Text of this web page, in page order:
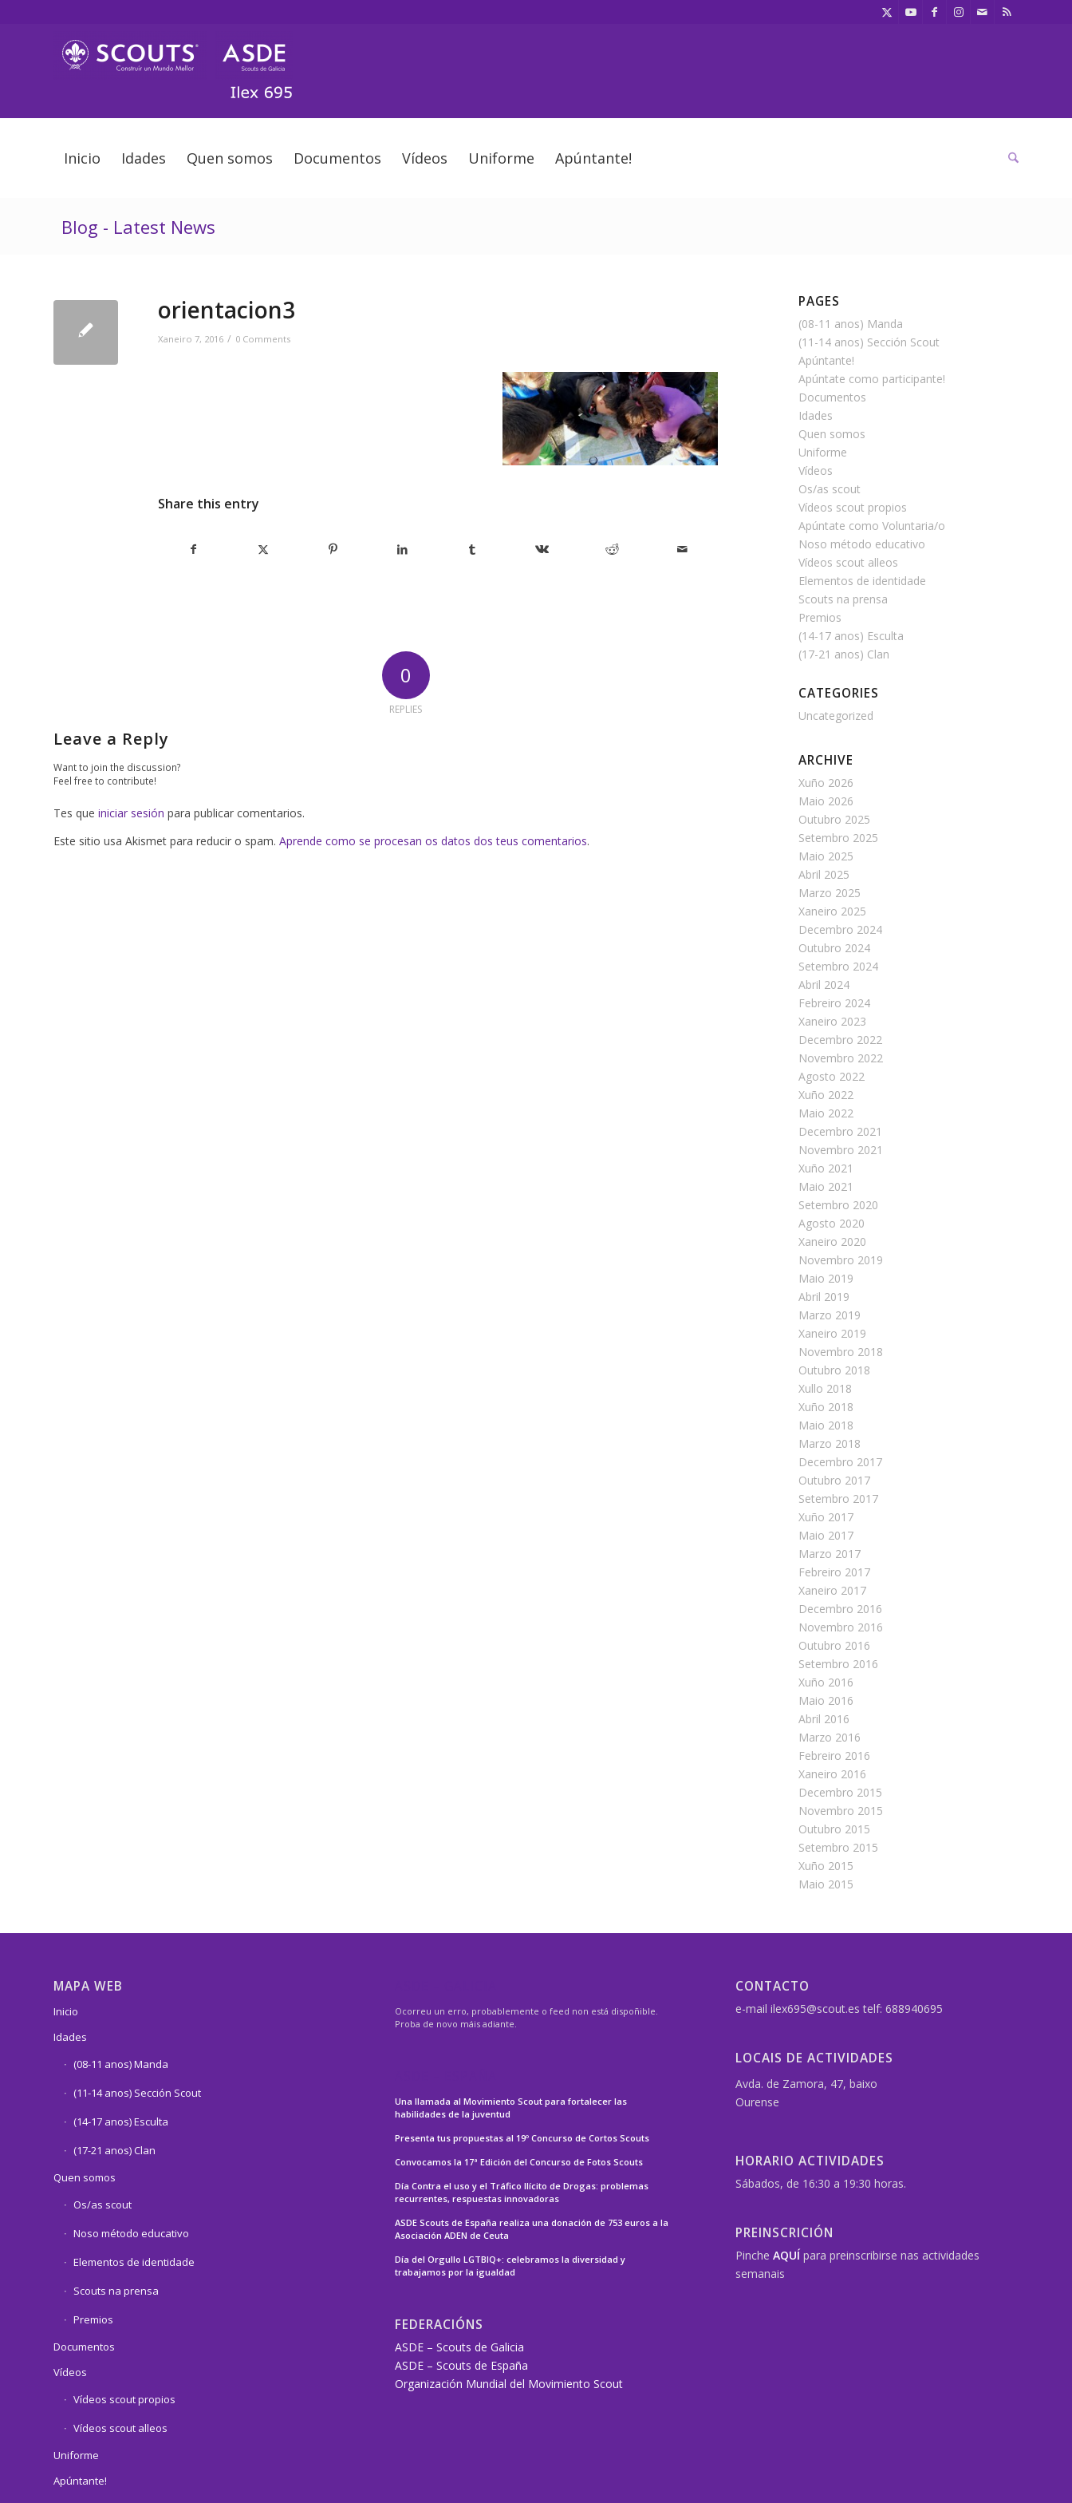
Inicio Idades Quen somos Documentos Vídeos Uniforme Apúntante!
Blog - Latest News
orientacion3
Xaneiro 7, 2016 / 0 Comments
Share this entry
0
REPLIES
Leave a Reply
Want to join the discussion?
Feel free to contribute!
Tes que iniciar sesión para publicar comentarios.
Este sitio usa Akismet para reducir o spam. Aprende como se procesan os datos dos teus comentarios.
PAGES
(08-11 anos) Manda
(11-14 anos) Sección Scout
Apúntante!
Apúntate como participante!
Documentos
Idades
Quen somos
Uniforme
Vídeos
Os/as scout
Vídeos scout propios
Apúntate como Voluntaria/o
Noso método educativo
Vídeos scout alleos
Elementos de identidade
Scouts na prensa
Premios
(14-17 anos) Esculta
(17-21 anos) Clan
CATEGORIES
Uncategorized
ARCHIVE
Xuño 2026
Maio 2026
Outubro 2025
Setembro 2025
Maio 2025
Abril 2025
Marzo 2025
Xaneiro 2025
Decembro 2024
Outubro 2024
Setembro 2024
Abril 2024
Febreiro 2024
Xaneiro 2023
Decembro 2022
Novembro 2022
Agosto 2022
Xuño 2022
Maio 2022
Decembro 2021
Novembro 2021
Xuño 2021
Maio 2021
Setembro 2020
Agosto 2020
Xaneiro 2020
Novembro 2019
Maio 2019
Abril 2019
Marzo 2019
Xaneiro 2019
Novembro 2018
Outubro 2018
Xullo 2018
Xuño 2018
Maio 2018
Marzo 2018
Decembro 2017
Outubro 2017
Setembro 2017
Xuño 2017
Maio 2017
Marzo 2017
Febreiro 2017
Xaneiro 2017
Decembro 2016
Novembro 2016
Outubro 2016
Setembro 2016
Xuño 2016
Maio 2016
Abril 2016
Marzo 2016
Febreiro 2016
Xaneiro 2016
Decembro 2015
Novembro 2015
Outubro 2015
Setembro 2015
Xuño 2015
Maio 2015
MAPA WEB
Inicio
Idades
(08-11 anos) Manda
(11-14 anos) Sección Scout
(14-17 anos) Esculta
(17-21 anos) Clan
Quen somos
Os/as scout
Noso método educativo
Elementos de identidade
Scouts na prensa
Premios
Documentos
Vídeos
Vídeos scout propios
Vídeos scout alleos
Uniforme
Apúntante!
Ocorreu un erro, probablemente o feed non está dispoñible.
Proba de novo máis adiante.
Una llamada al Movimiento Scout para fortalecer las
habilidades de la juventud
Presenta tus propuestas al 19º Concurso de Cortos Scouts
Convocamos la 17ª Edición del Concurso de Fotos Scouts
Día Contra el uso y el Tráfico Ilícito de Drogas: problemas
recurrentes, respuestas innovadoras
ASDE Scouts de España realiza una donación de 753 euros a la
Asociación ADEN de Ceuta
Día del Orgullo LGTBIQ+: celebramos la diversidad y
trabajamos por la igualdad
FEDERACIÓNS
ASDE – Scouts de Galicia
ASDE – Scouts de España
Organización Mundial del Movimiento Scout
CONTACTO
e-mail ilex695@scout.es telf: 688940695
LOCAIS DE ACTIVIDADES
Avda. de Zamora, 47, baixo
Ourense
HORARIO ACTIVIDADES
Sábados, de 16:30 a 19:30 horas.
PREINSCRICIÓN
PincheAQUÍ para preinscribirse nas actividades
semanais